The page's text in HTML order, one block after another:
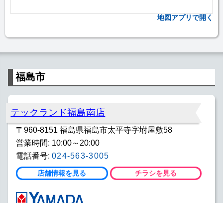
地図アプリで開く
福島市
テックランド福島南店
〒960-8151 福島県福島市太平寺字坿屋敷58
営業時間: 10:00～20:00
電話番号: 024-563-3005
店舗情報を見る チラシを見る